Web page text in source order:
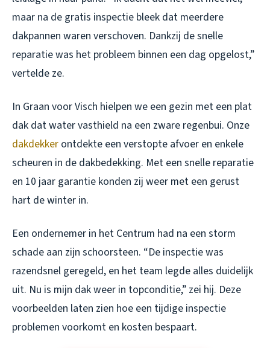
maar na de gratis inspectie bleek dat meerdere
dakpannen waren verschoven. Dankzij de snelle
reparatie was het probleem binnen een dag opgelost,”
vertelde ze.
In Graan voor Visch hielpen we een gezin met een plat
dak dat water vasthield na een zware regenbui. Onze
dakdekker ontdekte een verstopte afvoer en enkele
scheuren in de dakbedekking. Met een snelle reparatie
en 10 jaar garantie konden zij weer met een gerust
hart de winter in.
Een ondernemer in het Centrum had na een storm
schade aan zijn schoorsteen. “De inspectie was
razendsnel geregeld, en het team legde alles duidelijk
uit. Nu is mijn dak weer in topconditie,” zei hij. Deze
voorbeelden laten zien hoe een tijdige inspectie
problemen voorkomt en kosten bespaart.